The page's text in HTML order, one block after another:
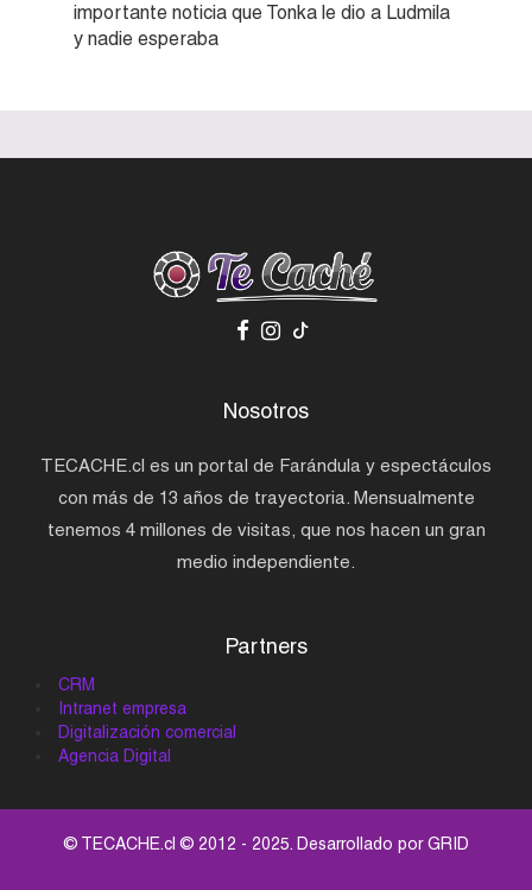
importante noticia que Tonka le dio a Ludmila
y nadie esperaba
Nosotros
TECACHE.cl es un portal de Farándula y espectáculos
con más de 13 años de trayectoria. Mensualmente
tenemos 4 millones de visitas, que nos hacen un gran
medio independiente.
Partners
CRM
Intranet empresa
Digitalización comercial
Agencia Digital
© TECACHE.cl © 2012 - 2025. Desarrollado porGRID